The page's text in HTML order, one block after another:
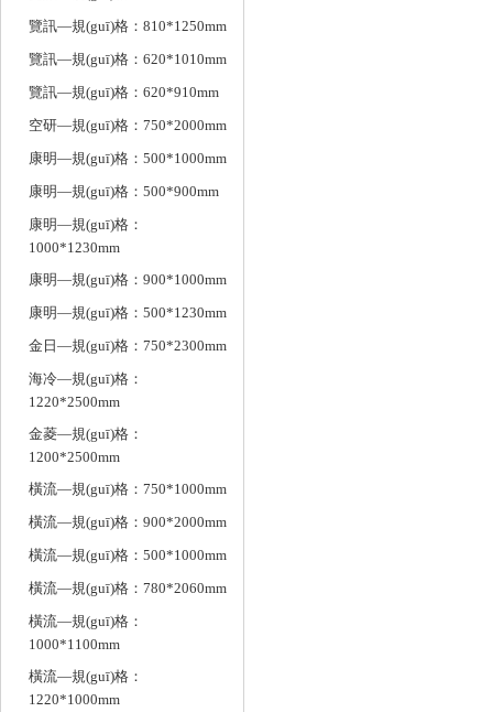
覽訊—規(guī)格：810*1250mm
覽訊—規(guī)格：620*1010mm
覽訊—規(guī)格：620*910mm
空研—規(guī)格：750*2000mm
康明—規(guī)格：500*1000mm
康明—規(guī)格：500*900mm
康明—規(guī)格：
1000*1230mm
康明—規(guī)格：900*1000mm
康明—規(guī)格：500*1230mm
金日—規(guī)格：750*2300mm
海冷—規(guī)格：
1220*2500mm
金菱—規(guī)格：
1200*2500mm
橫流—規(guī)格：750*1000mm
橫流—規(guī)格：900*2000mm
橫流—規(guī)格：500*1000mm
橫流—規(guī)格：780*2060mm
橫流—規(guī)格：
1000*1100mm
橫流—規(guī)格：
1220*1000mm